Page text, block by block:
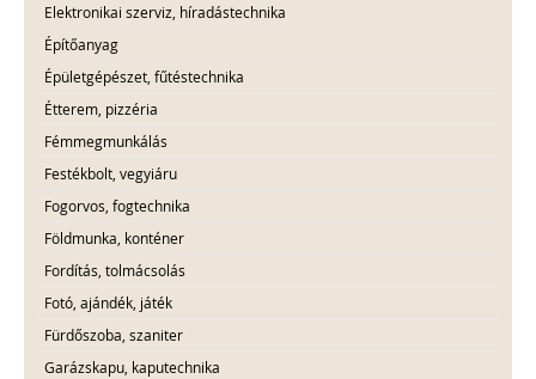
Elektronikai szerviz, híradástechnika
Építőanyag
Épületgépészet, fűtéstechnika
Étterem, pizzéria
Fémmegmunkálás
Festékbolt, vegyiáru
Fogorvos, fogtechnika
Földmunka, konténer
Fordítás, tolmácsolás
Fotó, ajándék, játék
Fürdőszoba, szaniter
Garázskapu, kaputechnika